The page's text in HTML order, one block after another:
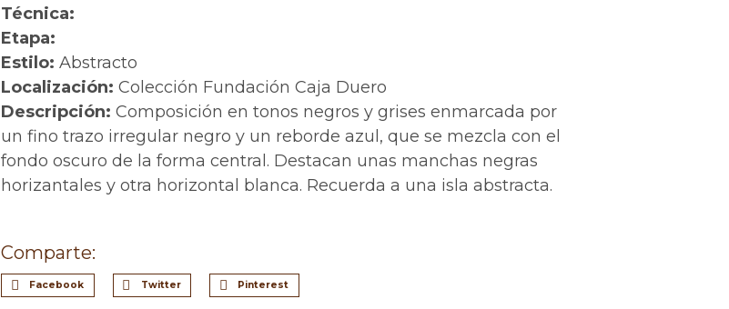
Técnica:
Etapa:
Estilo: Abstracto
Localización: Colección Fundación Caja Duero
Descripción: Composición en tonos negros y grises enmarcada por
un fino trazo irregular negro y un reborde azul, que se mezcla con el
fondo oscuro de la forma central. Destacan unas manchas negras
horizantales y otra horizontal blanca. Recuerda a una isla abstracta.
Comparte:
Facebook Twitter Pinterest